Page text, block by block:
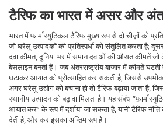
टैरिफ का भारत में असर और
भारत में फ़ार्मास्युटिकल टैरिफ मुख्य रूप से दो चीज़ों को
जो घरेलू उत्पादकों की प्रतिस्पर्धा को संतुलित करता है;
दवा कीमत,दुनिया भर में समान दवाओं की औसत कीमतेंजो
बेसलाइन बनती हैं। जब अंतरराष्ट्रीय बाजार में कीमतें
घटाकर आयात को प्रोत्साहित कर सकती है, जिससे
अगर घरेलू उद्योग को बचाना हो तो टैरिफ बढ़ाया जाता है,
स्थानीय उत्पादन को बढ़ावा मिलता है। यह संबंध
आयात कर” के रूप में दर्शाया जा सकता है, यानी टैरिफ नीति
देती है, और कर इसका अन्तिम रूप है।